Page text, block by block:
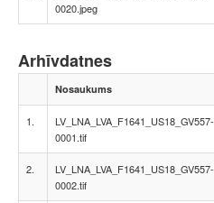
0020.jpeg
Arhīvdatnes
Nosaukums
1.
LV_LNA_LVA_F1641_US18_GV557-
0001.tif
2.
LV_LNA_LVA_F1641_US18_GV557-
0002.tif